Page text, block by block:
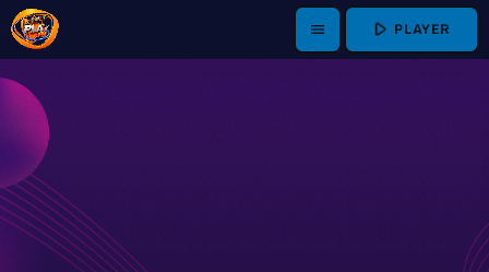
menu play_arrow PLAYER